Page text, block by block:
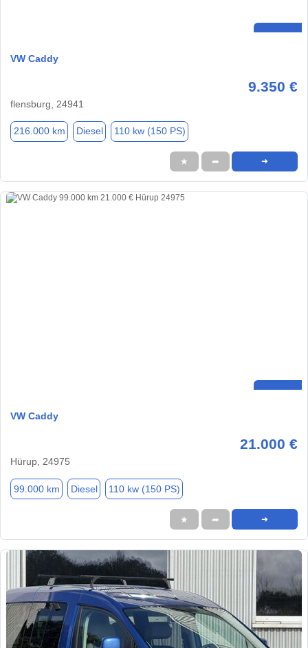
VW Caddy
9.350 €
flensburg, 24941
216.000 km Diesel 110 kw (150 PS)
★ ➦ ➜
VW Caddy
21.000 €
Hürup, 24975
99.000 km Diesel 110 kw (150 PS)
★ ➦ ➜